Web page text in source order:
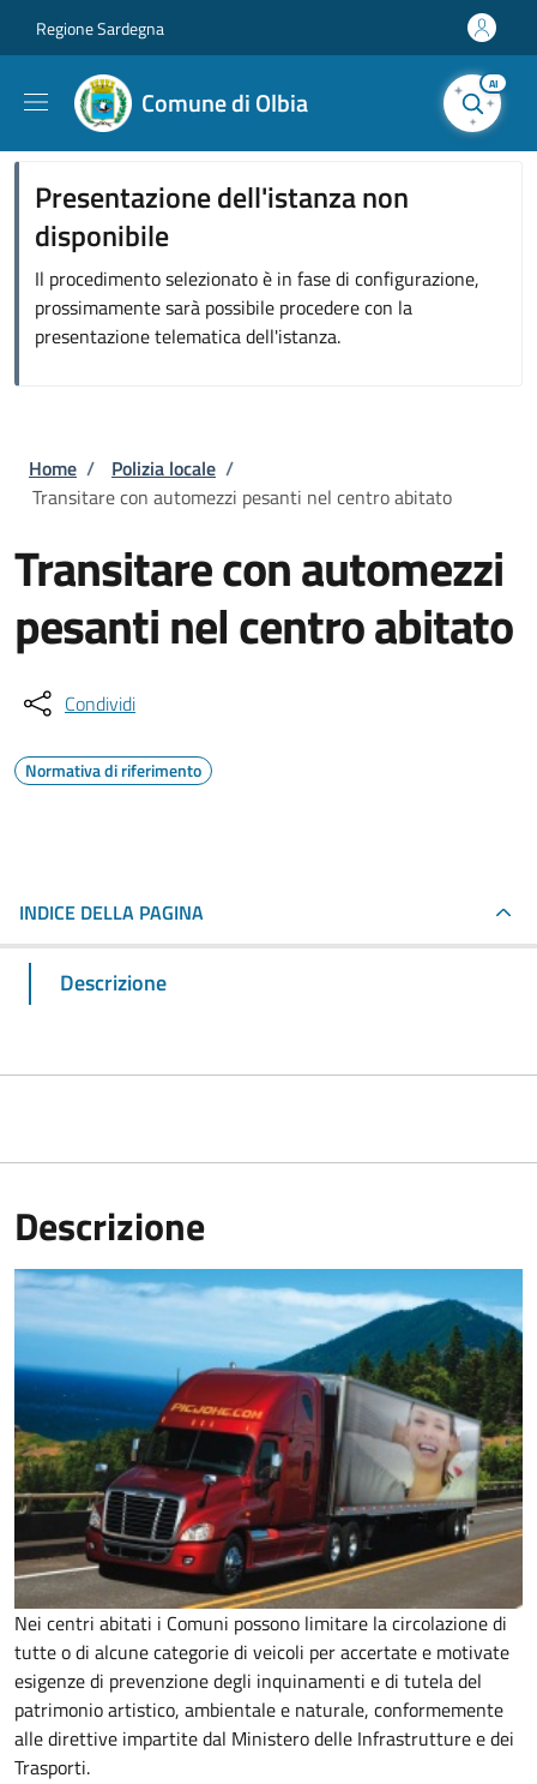
Regione Sardegna
Comune di Olbia
AI
Presentazione dell'istanza non
disponibile
Il procedimento selezionato è in fase di configurazione,
prossimamente sarà possibile procedere con la
presentazione telematica dell'istanza.
Briciole di pane
Home / Polizia locale /
Transitare con automezzi pesanti nel centro abitato
Transitare con automezzi
pesanti nel centro abitato
Condividi
Normativa di riferimento
INDICE DELLA PAGINA
Descrizione
Descrizione
Nei centri abitati i Comuni possono limitare la circolazione di
tutte o di alcune categorie di veicoli per accertate e motivate
esigenze di prevenzione degli inquinamenti e di tutela del
patrimonio artistico, ambientale e naturale, conformemente
alle direttive impartite dal Ministero delle Infrastrutture e dei
Trasporti.